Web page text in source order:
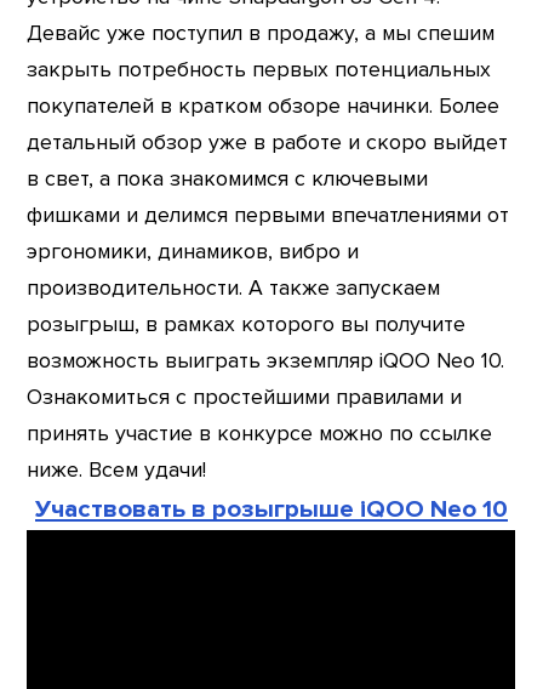
Девайс уже поступил в продажу, а мы спешим
закрыть потребность первых потенциальных
покупателей в кратком обзоре начинки. Более
детальный обзор уже в работе и скоро выйдет
в свет, а пока знакомимся с ключевыми
фишками и делимся первыми впечатлениями от
эргономики, динамиков, вибро и
производительности. А также запускаем
розыгрыш, в рамках которого вы получите
возможность выиграть экземпляр iQOO Neo 10.
Ознакомиться с простейшими правилами и
принять участие в конкурсе можно по ссылке
ниже. Всем удачи!
Участвовать в розыгрыше iQOO Neo 10